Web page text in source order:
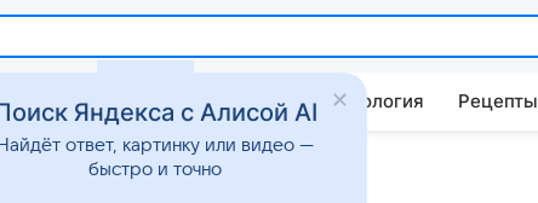
Гороскопы Стиль жизни Психология Рецепты
Яндекса с Алисой AI
Найдёт ответ, картинку или видео —
быстро и точно